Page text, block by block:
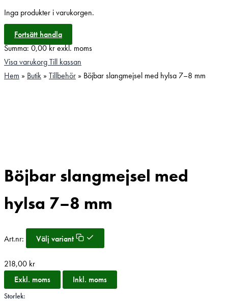
Inga produkter i varukorgen.
Fortsätt handla
Summa:0,00krexkl. moms
Visa varukorgTill kassan
Hem » Butik » Tillbehör » Böjbar slangmejsel med hylsa 7–8 mm
Böjbar slangmejsel med
hylsa 7–8 mm
Art.nr: Välj variant
218,00 kr
Exkl. moms
Inkl. moms
Storlek: